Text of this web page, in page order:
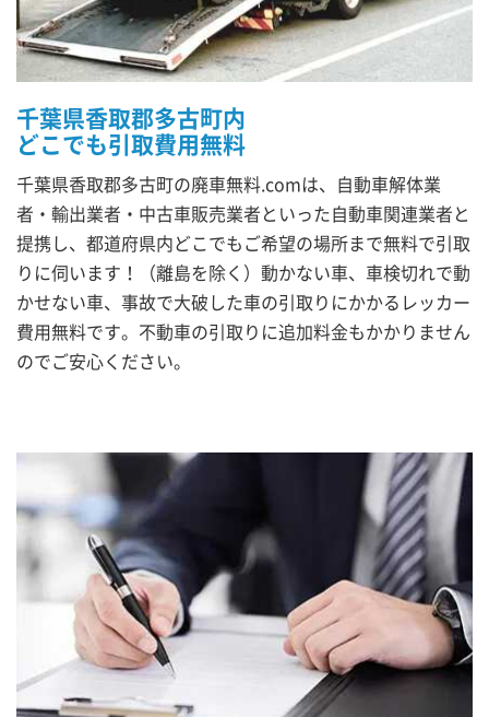
千葉県香取郡多古町内
どこでも引取費用無料
千葉県香取郡多古町の廃車無料.comは、自動車解体業
者・輸出業者・中古車販売業者といった自動車関連業者と
提携し、都道府県内どこでもご希望の場所まで無料で引取
りに伺います！（離島を除く）動かない車、車検切れで動
かせない車、事故で大破した車の引取りにかかるレッカー
費用無料です。不動車の引取りに追加料金もかかりません
のでご安心ください。